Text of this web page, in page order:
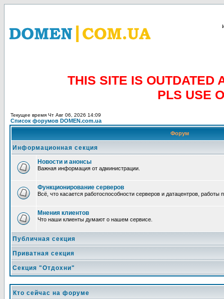
THIS SITE IS OUTDATED
PLS USE
Текущее время Чт Авг 06, 2026 14:09
Список форумов DOMEN.com.ua
Форум
Информационная секция
Новости и анонсы
Важная информация от администрации.
Функционирование серверов
Всё, что касается работоспособности серверов и датацентров, работы
Мнения клиентов
Что наши клиенты думают о нашем сервисе.
Публичная секция
Приватная секция
Секция "Отдохни"
Кто сейчас на форуме